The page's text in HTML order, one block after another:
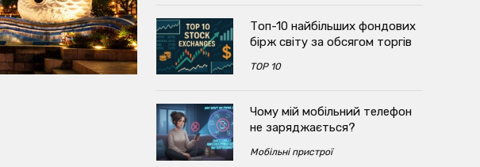
Топ-10 найбільших фондових
бірж світу за обсягом торгів
TOP 10
Чому мій мобільний телефон
не заряджається?
Мобільні пристрої